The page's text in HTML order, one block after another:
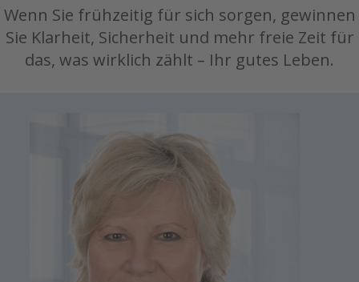
Wenn Sie frühzeitig für sich sorgen, gewinnen
Sie Klarheit, Sicherheit und mehr freie Zeit für
das, was wirklich zählt – Ihr gutes Leben.